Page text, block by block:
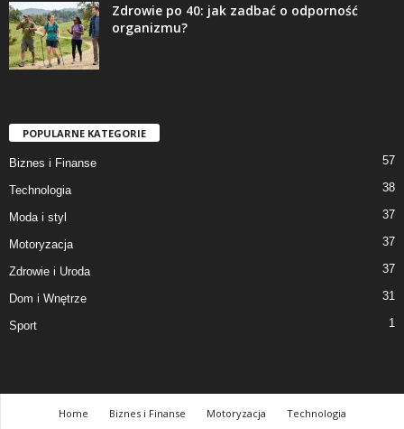
Zdrowie po 40: jak zadbać o odporność
organizmu?
POPULARNE KATEGORIE
Biznes i Finanse 57
Technologia 38
Moda i styl 37
Motoryzacja 37
Zdrowie i Uroda 37
Dom i Wnętrze 31
Sport 1
Home Biznes i Finanse Motoryzacja
Technologia